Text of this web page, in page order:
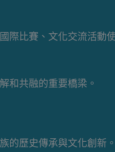
際比賽、文化交流活動
和共融的重要橋梁。
的歷史傳承與文化創新